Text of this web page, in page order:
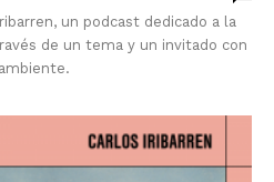
un podcast dedicado a la
de un tema y un invitado con